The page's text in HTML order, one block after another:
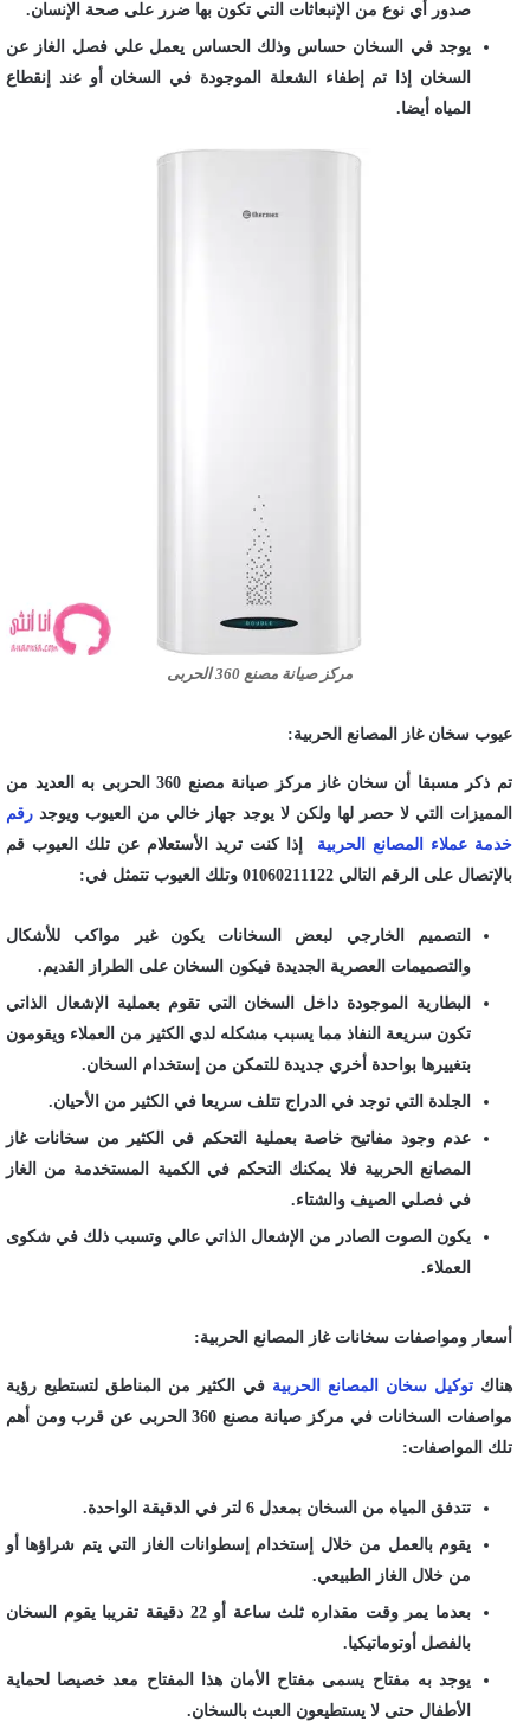
صدور أي نوع من الإنبعاثات التي تكون بها ضرر على صحة الإنسان.
يوجد في السخان حساس وذلك الحساس يعمل علي فصل الغاز عن
السخان إذا تم إطفاء الشعلة الموجودة في السخان أو عند إنقطاع
المياه أيضا.
مركز صيانة مصنع 360 الحربى
عيوب سخان غاز المصانع الحربية:
تم ذكر مسبقا أن سخان غاز مركز صيانة مصنع 360 الحربى به العديد من
المميزات التي لا حصر لها ولكن لا يوجد جهاز خالي من العيوب ويوجد رقم
خدمة عملاء المصانع الحربية إذا كنت تريد الأستعلام عن تلك العيوب قم
بالإتصال على الرقم التالي 01060211122 وتلك العيوب تتمثل في:
التصميم الخارجي لبعض السخانات يكون غير مواكب للأشكال
والتصميمات العصرية الجديدة فيكون السخان على الطراز القديم.
البطارية الموجودة داخل السخان التي تقوم بعملية الإشعال الذاتي
تكون سريعة النفاذ مما يسبب مشكله لدي الكثير من العملاء ويقومون
بتغييرها بواحدة أخري جديدة للتمكن من إستخدام السخان.
الجلدة التي توجد في الدراج تتلف سريعا في الكثير من الأحيان.
عدم وجود مفاتيح خاصة بعملية التحكم في الكثير من سخانات غاز
المصانع الحربية فلا يمكنك التحكم في الكمية المستخدمة من الغاز
في فصلي الصيف والشتاء.
يكون الصوت الصادر من الإشعال الذاتي عالي وتسبب ذلك في شكوى
العملاء.
أسعار ومواصفات سخانات غاز المصانع الحربية:
هناك توكيل سخان المصانع الحربية في الكثير من المناطق لتستطيع رؤية
مواصفات السخانات في مركز صيانة مصنع 360 الحربى عن قرب ومن أهم
تلك المواصفات:
تتدفق المياه من السخان بمعدل 6 لتر في الدقيقة الواحدة.
يقوم بالعمل من خلال إستخدام إسطوانات الغاز التي يتم شراؤها أو
من خلال الغاز الطبيعي.
بعدما يمر وقت مقداره ثلث ساعة أو 22 دقيقة تقريبا يقوم السخان
بالفصل أوتوماتيكيا.
يوجد به مفتاح يسمى مفتاح الأمان هذا المفتاح معد خصيصا لحماية
الأطفال حتى لا يستطيعون العبث بالسخان.